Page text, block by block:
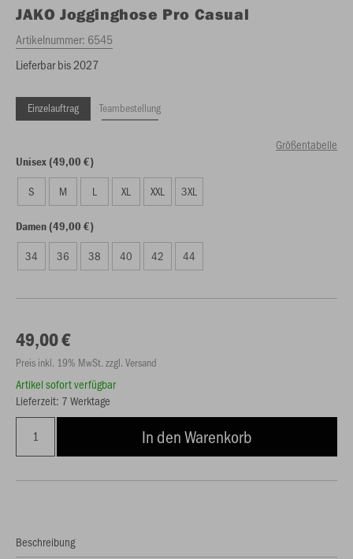
JAKO Jogginghose Pro Casual
Artikelnummer: 6545
Lieferbar bis 2027
Einzelauftrag Teambestellung
Größentabelle
Unisex (49,00 €)
S M L XL XXL 3XL
Damen (49,00 €)
34 36 38 40 42 44
49,00 €
Preis inkl. 19% MwSt. zzgl. Versand
Artikel sofort verfügbar
Lieferzeit: 7 Werktage
In den Warenkorb
Beschreibung